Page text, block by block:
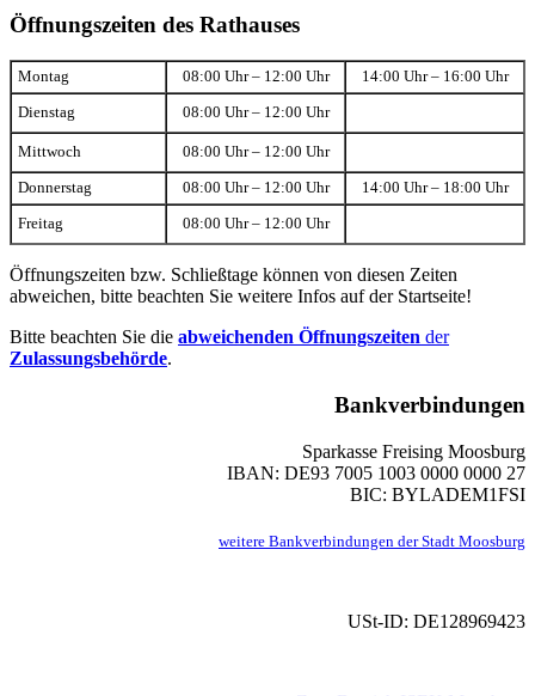
Öffnungszeiten des Rathauses
Montag 08:00 Uhr – 12:00 Uhr 14:00 Uhr – 16:00 Uhr
Dienstag 08:00 Uhr – 12:00 Uhr
Mittwoch 08:00 Uhr – 12:00 Uhr
Donnerstag 08:00 Uhr – 12:00 Uhr 14:00 Uhr – 18:00 Uhr
Freitag 08:00 Uhr – 12:00 Uhr
Öffnungszeiten bzw. Schließtage können von diesen Zeiten
abweichen, bitte beachten Sie weitere Infos auf der Startseite!
Bitte beachten Sie die abweichenden Öffnungszeiten der
Zulassungsbehörde.
Bankverbindungen
Sparkasse Freising Moosburg
IBAN: DE93 7005 1003 0000 0000 27
BIC: BYLADEM1FSI
weitere Bankverbindungen der Stadt Moosburg
USt-ID: DE128969423